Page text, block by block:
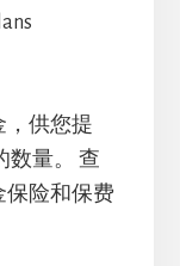
，供您提
数量。 查
保险和保费